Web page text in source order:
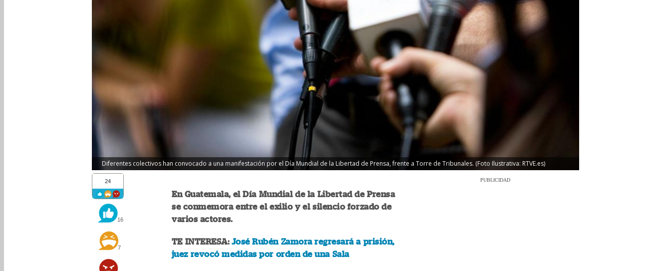
Diferentes colectivos han convocado a una manifestación por el Día Mundial de la Libertad de Prensa, frente a Torre de Tribunales. (Foto Ilustrativa: RTVE.es)
24
16
7
En Guatemala, el Día Mundial de la Libertad de Prensa
se conmemora entre el exilio y el silencio forzado de
varios actores.
TE INTERESA: José Rubén Zamora regresará a prisión,
juez revocó medidas por orden de una Sala
PUBLICIDAD